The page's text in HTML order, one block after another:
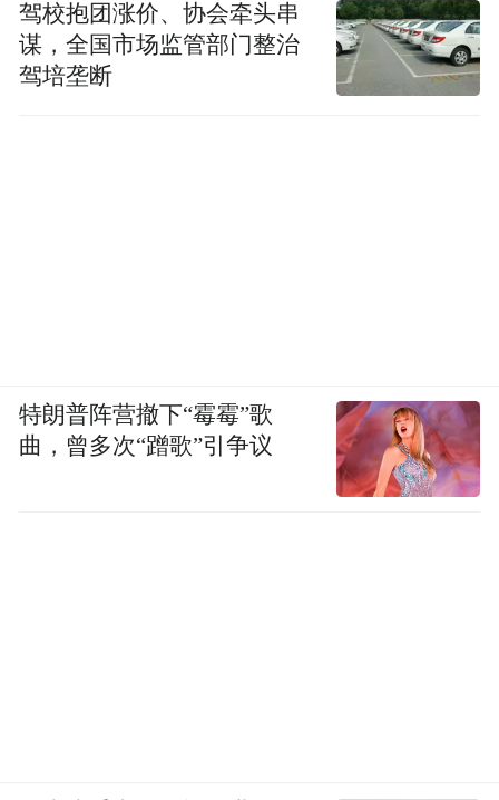
驾校抱团涨价、协会牵头串
谋，全国市场监管部门整治
驾培垄断
特朗普阵营撤下“霉霉”歌
曲，曾多次“蹭歌”引争议